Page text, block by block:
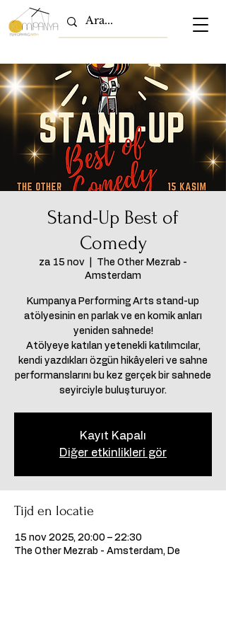
Stand-Up Best of
Comedy
za 15 nov
The Other Mezrab -
Amsterdam
Kumpanya Performing Arts stand-up
atölyesinin en parlak ve en komik anları
yeniden sahnede!
Atölyeye katılan yetenekli katılımcılar,
kendi yazdıkları özgün hikâyeleri ve sahne
performanslarını bu kez gerçek bir sahnede
seyirciyle buluşturuyor.
Kayıt Kapalı
Diğer etkinlikleri gör
Tijd en locatie
15 nov 2025, 20:00 – 22:30
The Other Mezrab - Amsterdam, De